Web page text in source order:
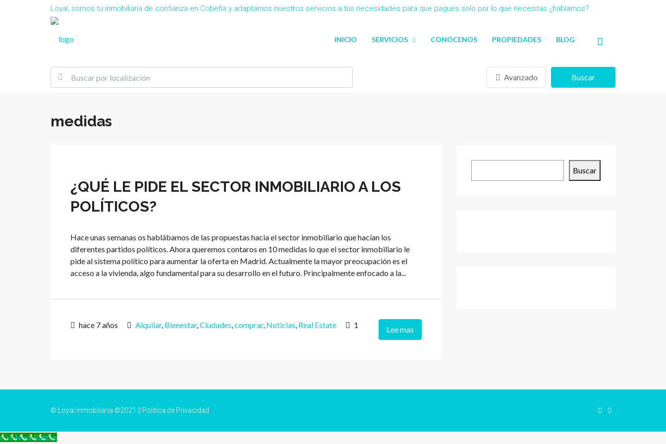
Loyal, somos tu inmobiliaria de confianza en Cobeña y adaptamos nuestros servicios a tus necesidades para que pagues solo por lo que necesitas ¿hablamos?
INICIO SERVICIOS CONÓCENOS PROPIEDADES BLOG
Avanzado Buscar
medidas
¿QUÉ LE PIDE EL SECTOR INMOBILIARIO A LOS
POLÍTICOS?
Hace unas semanas os hablábamos de las propuestas hacia el sector inmobiliario que hacían los
diferentes partidos políticos. Ahora queremos contaros en 10 medidas lo que el sector inmobiliario le
pide al sistema político para aumentar la oferta en Madrid. Actualmente la mayor preocupación es el
acceso a la vivienda, algo fundamental para su desarrollo en el futuro. Principalmente enfocado a la...
hace 7 años Alquilar, Bienestar,Ciudades,comprar, Noticias, Real Estate 1 Lee mas
Buscar
© Loyal Inmobiliaria ©2021 || Politica de Privacidad
Call Now Button